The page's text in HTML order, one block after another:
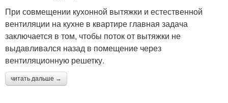
При совмещении кухонной вытяжки и естественной
вентиляции на кухне в квартире главная задача
заключается в том, чтобы поток от вытяжки не
выдавливался назад в помещение через
вентиляционную решетку.
читать дальше →